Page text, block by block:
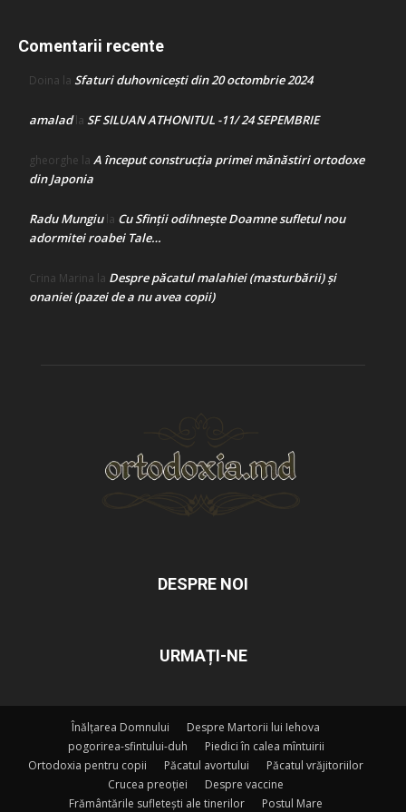
Comentarii recente
Doina la Sfaturi duhovnicești din 20 octombrie 2024
amaladla SF SILUAN ATHONITUL -11/ 24 SEPEMBRIE
gheorghe la A început construcţia primei mănăstiri ortodoxe
din Japonia
Radu Mungiula Cu Sfinții odihnește Doamne sufletul nou
adormitei roabei Tale…
Crina Marina la Despre păcatul malahiei (masturbării) şi
onaniei (pazei de a nu avea copii)
DESPRE NOI
URMAȚI-NE
Înălțarea Domnului
Despre Martorii lui Iehova
pogorirea-sfintului-duh
Piedici în calea mîntuirii
Ortodoxia pentru copii
Păcatul avortului
Păcatul vrăjitoriilor
Crucea preoției
Despre vaccine
Frământările sufletești ale tinerilor
Postul Mare